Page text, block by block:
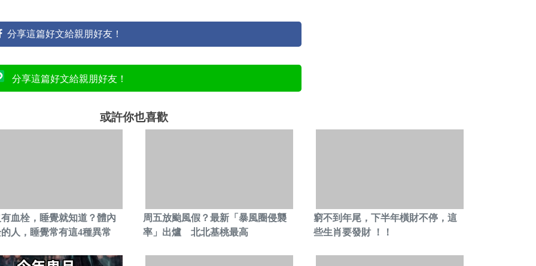
分享這篇好文給親朋好友！
分享這篇好文給親朋好友！
或許你也喜歡
血栓，睡覺就知道？體內
人，睡覺常有這4種異常
周五放颱風假？最新「暴風圈侵襲
率」出爐 北北基桃最高
窮不到年尾，下半年橫財不停，這
些生肖要發財 ！！